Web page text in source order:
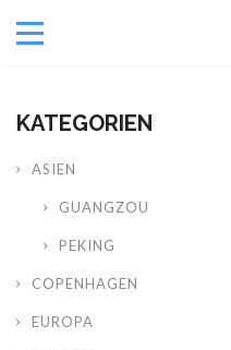
KATEGORIEN
ASIEN
GUANGZOU
PEKING
COPENHAGEN
EUROPA